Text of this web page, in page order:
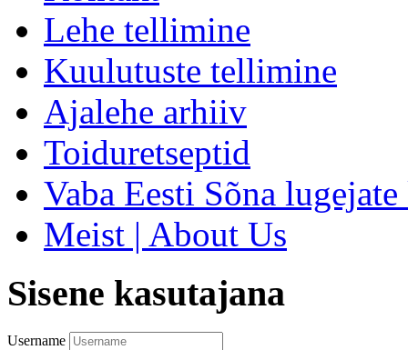
Lehe tellimine
Kuulutuste tellimine
Ajalehe arhiiv
Toiduretseptid
Vaba Eesti Sõna
Meist | About Us
Sisene kasutajana
Username